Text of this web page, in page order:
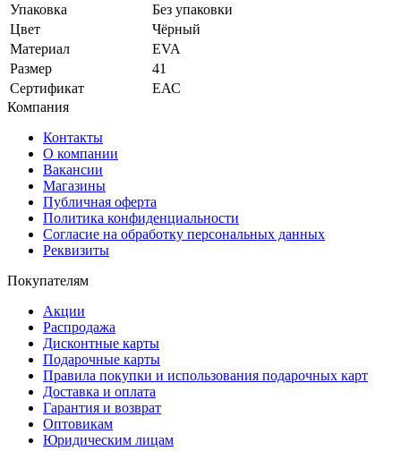
Упаковка
Без упаковки
Цвет
Чёрный
Материал
EVA
Размер
41
Сертификат
ЕАС
Компания
Контакты
О компании
Вакансии
Магазины
Публичная оферта
Политика конфиденциальности
Согласие на обработку персональных данных
Реквизиты
Покупателям
Акции
Распродажа
Дисконтные карты
Подарочные карты
Правила покупки и использования подарочных карт
Доставка и оплата
Гарантия и возврат
Оптовикам
Юридическим лицам